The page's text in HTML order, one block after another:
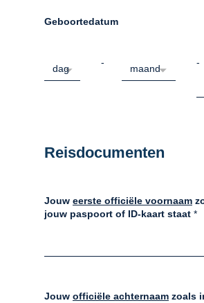
Geboortedatum
- -
Reisdocumenten
Jouw eerste officiële voornaam
jouw paspoort of ID-kaart staat *
Jouw officiële achternaam zoals